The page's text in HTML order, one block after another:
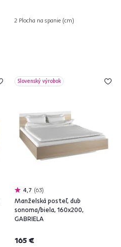
2 Plocha na spanie (cm)
Slovenský výrobok
4,7 63
Manželská posteľ, dub
sonoma/biela, 160x200,
GABRIELA
165 €